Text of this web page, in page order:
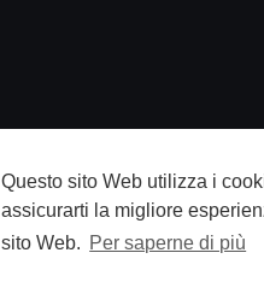
Questo sito Web utilizza i
assicurarti la migliore
sito Web. Per saperne di più